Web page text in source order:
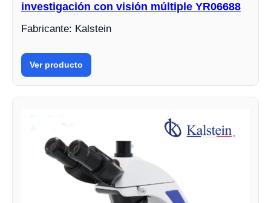
investigación con visión múltiple YR06688
Fabricante: Kalstein
Ver producto